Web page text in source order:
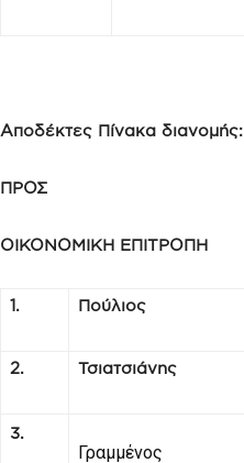
Αποδέκτες Πίνακα διανομής:
ΠΡΟΣ
ΟΙΚΟΝΟΜΙΚΗ ΕΠΙΤΡΟΠΗ
1. Πούλιος
2. Τσιατσιάνης
3.
Γραμμένος